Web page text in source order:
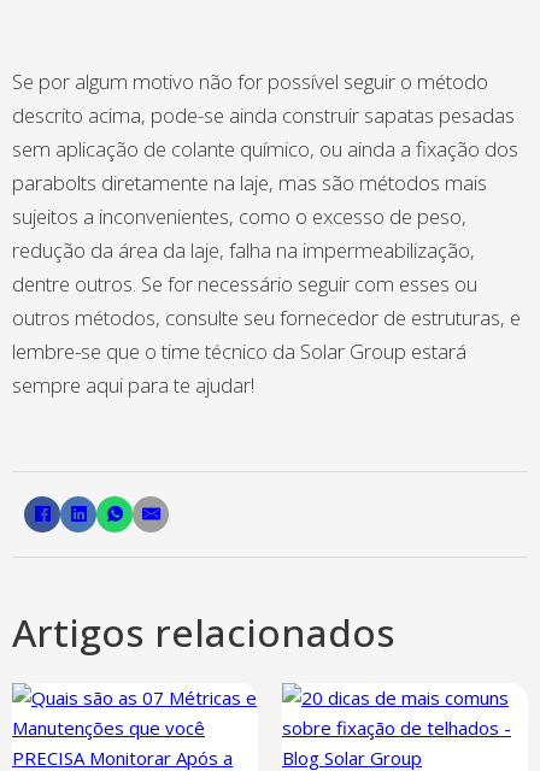
Se por algum motivo não for possível seguir o método
descrito acima, pode-se ainda construir sapatas pesadas
sem aplicação de colante químico, ou ainda a fixação dos
parabolts diretamente na laje, mas são métodos mais
sujeitos a inconvenientes, como o excesso de peso,
redução da área da laje, falha na impermeabilização,
dentre outros. Se for necessário seguir com esses ou
outros métodos, consulte seu fornecedor de estruturas, e
lembre-se que o time técnico da Solar Group estará
sempre aqui para te ajudar!
Artigos relacionados